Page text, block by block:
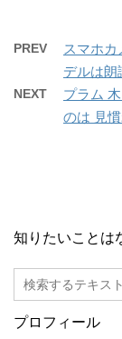
PREV
スマホ
デルは朗
NEXT
プラム
のは 見
知りたいことは
プロフィール